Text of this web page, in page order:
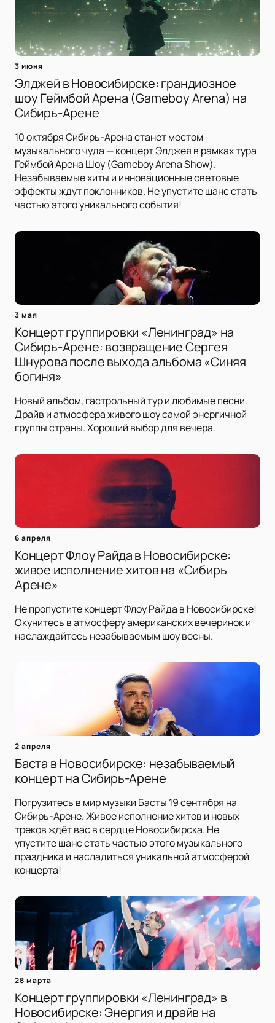
3 июня
Элджей в Новосибирске: грандиозное
шоу Геймбой Арена (Gameboy Arena) на
Сибирь-Арене
10 октября Сибирь-Арена станет местом
музыкального чуда — концерт Элджея в рамках тура
Геймбой Арена Шоу (Gameboy Arena Show).
Незабываемые хиты и инновационные световые
эффекты ждут поклонников. Не упустите шанс стать
частью этого уникального события!
3 мая
Концерт группировки «Ленинград» на
Сибирь-Арене: возвращение Сергея
Шнурова после выхода альбома «Синяя
богиня»
Новый альбом, гастрольный тур и любимые песни.
Драйв и атмосфера живого шоу самой энергичной
группы страны. Хороший выбор для вечера.
6 апреля
Концерт Флоу Райда в Новосибирске:
живое исполнение хитов на «Сибирь
Арене»
Не пропустите концерт Флоу Райда в Новосибирске!
Окунитесь в атмосферу американских вечеринок и
наслаждайтесь незабываемым шоу весны.
2 апреля
Баста в Новосибирске: незабываемый
концерт на Сибирь-Арене
Погрузитесь в мир музыки Басты 19 сентября на
Сибирь-Арене. Живое исполнение хитов и новых
треков ждёт вас в сердце Новосибирска. Не
упустите шанс стать частью этого музыкального
праздника и насладиться уникальной атмосферой
концерта!
28 марта
Концерт группировки «Ленинград» в
Новосибирске: Энергия и драйв на